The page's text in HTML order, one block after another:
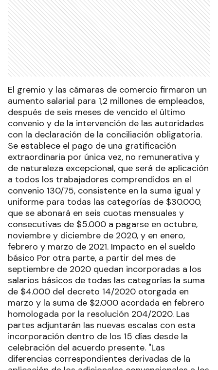
El gremio y las cámaras de comercio firmaron un
aumento salarial para 1,2 millones de empleados,
después de seis meses de vencido el último
convenio y de la intervención de las autoridades
con la declaración de la conciliación obligatoria.
Se establece el pago de una gratificación
extraordinaria por única vez, no remunerativa y
de naturaleza excepcional, que será de aplicación
a todos los trabajadores comprendidos en el
convenio 130/75, consistente en la suma igual y
uniforme para todas las categorías de $30.000,
que se abonará en seis cuotas mensuales y
consecutivas de $5.000 a pagarse en octubre,
noviembre y diciembre de 2020, y en enero,
febrero y marzo de 2021. Impacto en el sueldo
básico Por otra parte, a partir del mes de
septiembre de 2020 quedan incorporadas a los
salarios básicos de todas las categorías la suma
de $4.000 del decreto 14/2020 otorgada en
marzo y la suma de $2.000 acordada en febrero
homologada por la resolución 204/2020. Las
partes adjuntarán las nuevas escalas con esta
incorporación dentro de los 15 días desde la
celebración del acuerdo presente. "Las
diferencias correspondientes derivadas de la